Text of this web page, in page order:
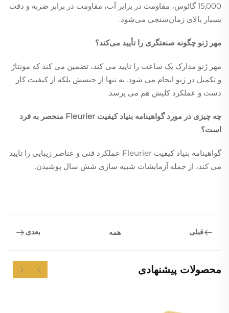
15,000 گائوس، مقاومت در برابر آب، مقاومت در برابر ضربه و دقت
بسیار بالای زمان‌سنجی می‌شود.
مهر ژنو چگونه صنعتگری را تأیید می‌کند؟
مهر ژنو مدارک یک ساعت را تایید می کند، تضمین می کند که مونتاژ
و تکمیل در ژنو انجام می شود. نه تنها از جنسش بلکه از کیفیت کار
دست و عملکرد کلیش هم می پرسد.
چه چیزی در مورد گواهینامه بنیاد کیفیت Fleurier منحصر به فرد
است؟
گواهینامه بنیاد کیفیت Fleurier عملکرد فنی و عناصر زیبایی را تایید
می کند، از جمله آزمایشات شبیه سازی شش سال پوشیدن.
قبلی همه بعدی
محصولات پیشنهادی